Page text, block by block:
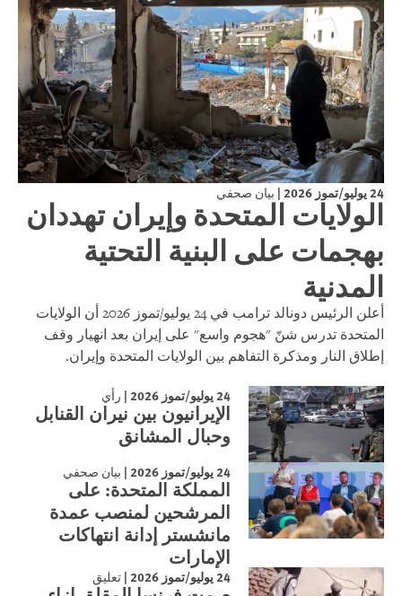
24 يوليو/تموز 2026 | بيان صحفي
الولايات المتحدة وإيران تهددان
بهجمات على البنية التحتية
المدنية
أعلن الرئيس دونالد ترامب في 24 يوليو/تموز 2026 أن الولايات
المتحدة تدرس شنّ "هجوم واسع" على إيران بعد انهيار وقف
إطلاق النار ومذكرة التفاهم بين الولايات المتحدة وإيران.
24 يوليو/تموز 2026 | رأي
الإيرانيون بين نيران القنابل
وحبال المشانق
24 يوليو/تموز 2026 | بيان صحفي
المملكة المتحدة: على
المرشحين لمنصب عمدة
مانشستر إدانة انتهاكات
الإمارات
24 يوليو/تموز 2026 |تعليق